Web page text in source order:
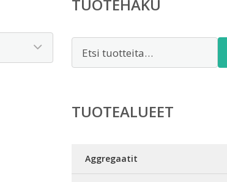
TUOTEHAKU
TUOTEALUEET
Aggregaatit